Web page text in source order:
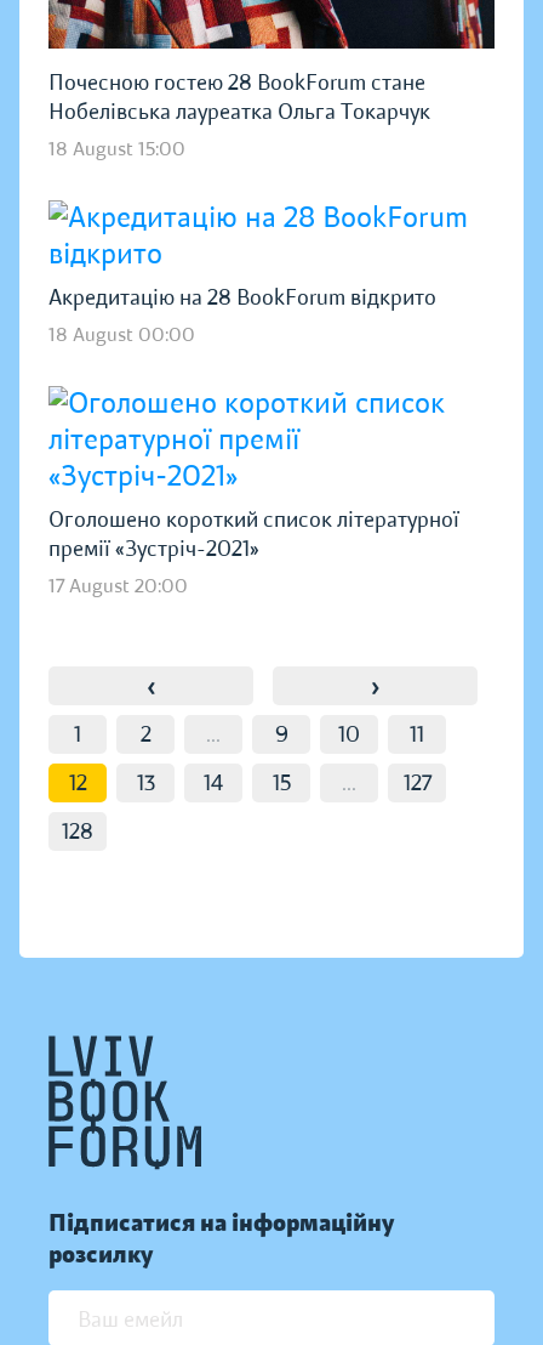
Почесною гостею 28 BookForum стане
Нобелівська лауреатка Ольга Токарчук
18 August 15:00
Акредитацію на 28 BookForum відкрито
18 August 00:00
Оголошено короткий список літературної
премії «Зустріч-2021»
17 August 20:00
‹
1 2 ... 9 10
11
12
13 14 15 ...
127
128
›
Підписатися на інформаційну
розсилку